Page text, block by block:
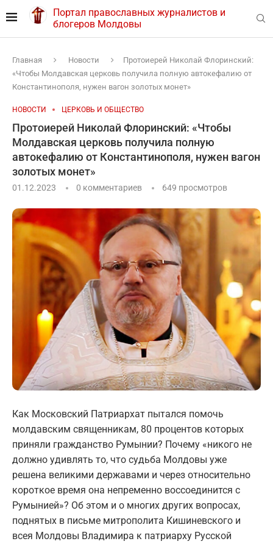
Портал православных журналистов и
блогеров Молдовы
Главная Новости
Протоиерей Николай Флоринский:
«Чтобы Молдавская церковь получила полную автокефалию от
Константинополя, нужен вагон золотых монет»
НОВОСТИ ЦЕРКОВЬ И ОБЩЕСТВО
Протоиерей Николай Флоринский: «Чтобы
Молдавская церковь получила полную
автокефалию от Константинополя, нужен вагон
золотых монет»
01.12.2023 0 комментариев 649 просмотров
Как Московский Патриархат пытался помочь
молдавским священникам, 80 процентов которых
приняли гражданство Румынии? Почему «никого не
должно удивлять то, что судьба Молдовы уже
решена великими державами и через относительно
короткое время она непременно воссоединится с
Румынией»? Об этом и о многих других вопросах,
поднятых в письме митрополита Кишиневского и
всея Молдовы Владимира к патриарху Русской